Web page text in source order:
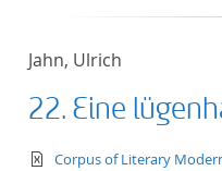
Jahn, Ulrich
22. Eine
text/xml
Corpus of Literary